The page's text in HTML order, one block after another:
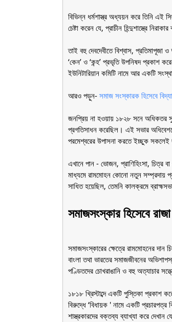
বিভিন্ন ধর্মশাস্ত্র অধ্যয়ন করে তিনি এই
চেষ্টা করেন যে, প্রাচীন হিন্দুশাস্ত্রে
তাই বহু দেবদেবীতে বিশ্বাস, প্রতিমাপূজা
‘কেন’ ও ‘কন্হ’ প্রভৃতি উপনিষদ প্রকাশ
ইউনিটারিয়ান কমিটি নামে আর একটি
আরও পড়ুন- সমাজ সংস্কারক হিসেবে
জনপ্রিয় না হওয়ায় ১৮২৮ সনে অধিকতর
প্রগতিসাধন করেছিল। এই সভার
পরমেশ্বরের উপাসনা করতে ইচ্ছুক সকলেই
এখানে পান - ভোজন, প্রাণিহিংসা, চিত্র
মাধ্যমে রামমোহন কোনো নতুন সম্প্রদায়
সাধিত হয়েছিল, তেমনি কালক্রমে
সমাজসংস্কার হিসেবে
সমাজসংস্কারের ক্ষেত্রে রামমোহনের দান
বাংলা তথা ভারতের সমাজজীবনের
পণ্ডিতদের চোখরাঙানি ও বহু অত্যাচার
১৮১৮ খ্রিস্টাব্দে একটি পুস্তিকা প্রকাশ
বিরুদ্ধে ‘বিধায়ক ' নামে একটি
শাস্ত্রকারদের বক্তব্য ব্যাখ্যা করে দেখান